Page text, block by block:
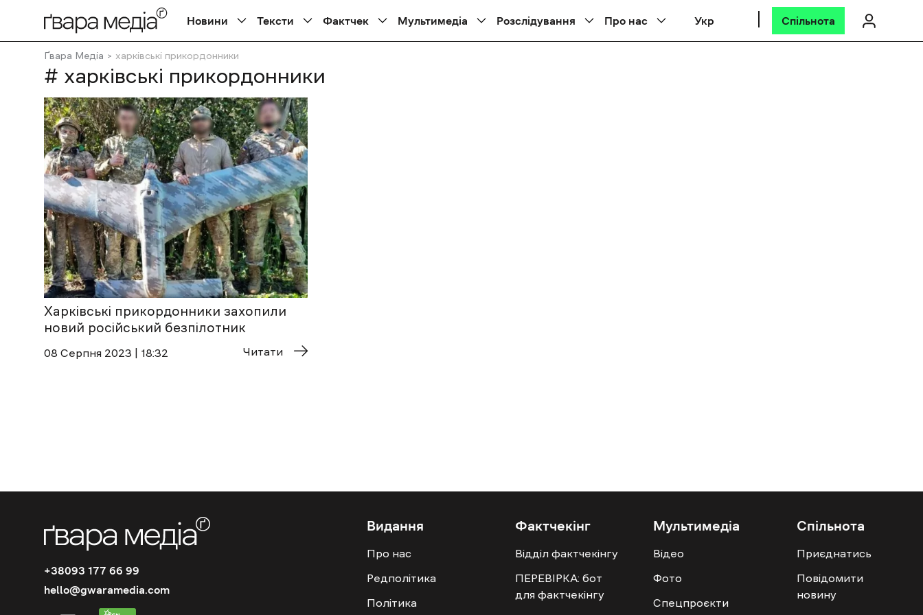
Новини Тексти Фактчек Мультимедіа Розслідування Про нас Укр Спільнота
Ґвара Медіа харківські прикордонники
# харківські прикордонники
Харківські прикордонники захопили
новий російський безпілотник
08 Cерпня 2023 | 18:32 Читати
+38093 177 66 99
hello@gwaramedia.com
Видання
Про нас
Редполітика
Політика
Фактчекінг
Відділ фактчекінгу
ПЕРЕВІРКА: бот
для фактчекінгу
Мультимедіа
Відео
Фото
Спецпроєкти
Спільнота
Приєднатись
Повідомити
новину